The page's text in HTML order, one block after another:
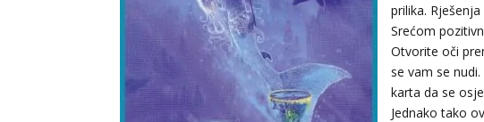
prilika.
Srećom
Otvorite oči
se vam se
karta da se
Jednako tako